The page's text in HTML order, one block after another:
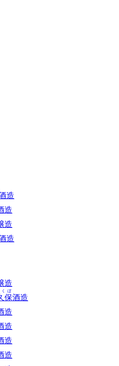
造
造
造
造
造
保
くぼ
酒造
造
造
造
造